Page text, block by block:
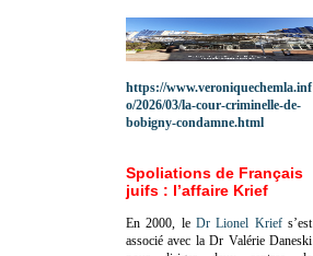
https://www.veroniquechemla.inf
o/2026/03/la-cour-criminelle-de-
bobigny-condamne.html
Spoliations de Français
juifs : l’affaire Krief
En 2000, le Dr Lionel Kriefs’est
associé avec la Dr Valérie Daneski